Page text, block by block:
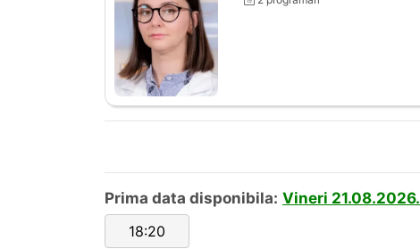
Prima data disponibila: Vineri 21.08.2026.
18:20